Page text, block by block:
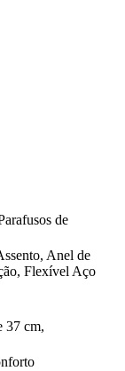
de
Anel de
Flexível Aço
37 cm,